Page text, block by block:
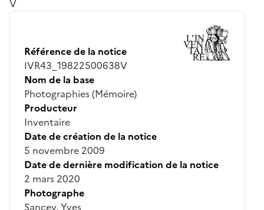
V
Référence de la notice
IVR43_19822500638V
Nom de la base
Photographies (Mémoire)
Producteur
Inventaire
Date de création de la notice
5 novembre 2009
Date de dernière modification de la notice
2 mars 2020
Photographe
Sancey, Yves